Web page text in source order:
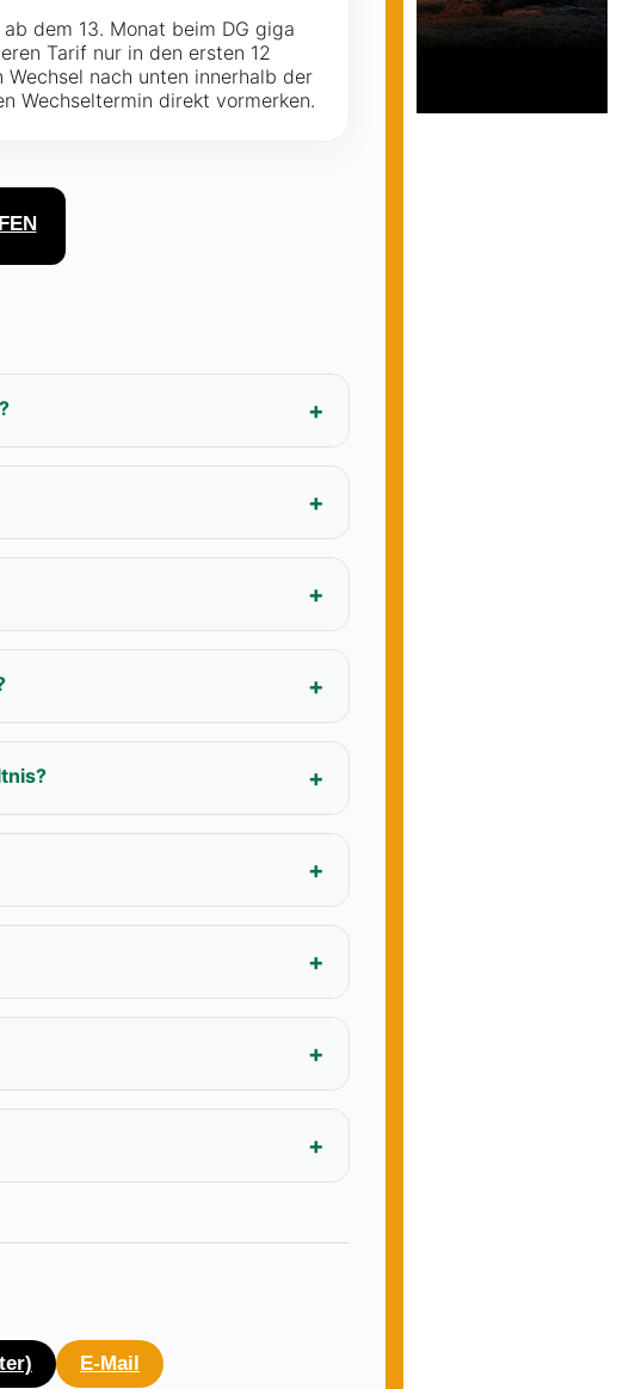
dem 13. Monat beim DG giga
Tarif nur in den ersten 12
nach unten innerhalb der
Wechseltermin direkt vormerken.
E-Mail